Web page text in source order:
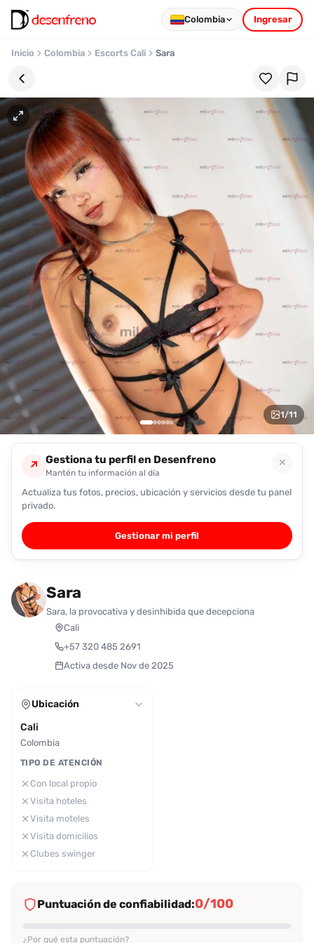
Colombia Ingresar
Inicio Colombia Escorts Cali Sara
Favoritos
Pronto
podrás
registrarte
y
guardar
tus
favoritas
para
encontrarlas
fácilmente.
Entendido
1/11
↗ Gestiona tu perfil en Desenfreno
Mantén tu información al día
✕
Actualiza tus fotos, precios, ubicación y servicios desde tu panel
privado.
Gestionar mi perfil
Sara
Sara, la provocativa y desinhibida que decepciona
Cali
+57 320 485 2691
Activa desde Nov de 2025
Ubicación
Cali
Colombia
TIPO DE ATENCIÓN
Con local propio
Visita hoteles
Visita moteles
Visita domicilios
Clubes swinger
Puntuación de confiabilidad:0/100
¿Por qué esta puntuación?